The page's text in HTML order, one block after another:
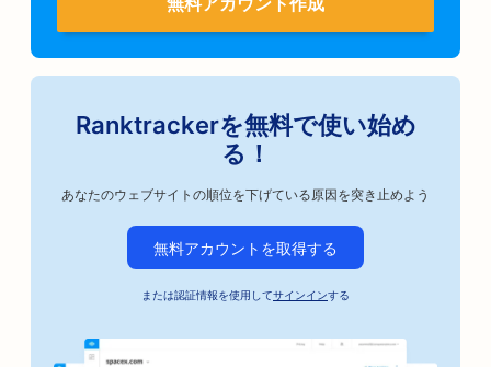
Ranktrackerを無料で使い始め
る！
あなたのウェブサイトの順位を下げている原因を突き止めよう
無料アカウントを取得する
または認証情報を使用してサインインする